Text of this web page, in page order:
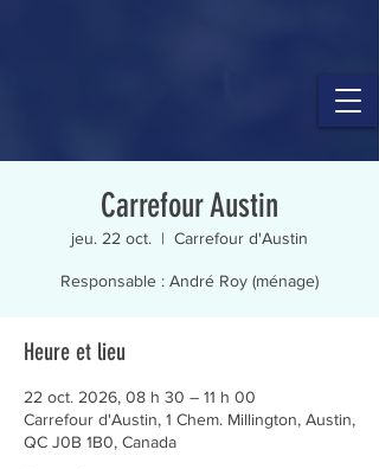
Carrefour Austin
jeu. 22 oct.
  |
Carrefour d'Austin
Responsable : André Roy (ménage)
Heure et lieu
22 oct. 2026, 08 h 30 – 11 h 00
Carrefour d'Austin, 1 Chem. Millington, Austin,
QC J0B 1B0, Canada